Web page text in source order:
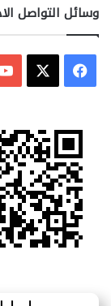
وسائل التواصل
فيسبوك